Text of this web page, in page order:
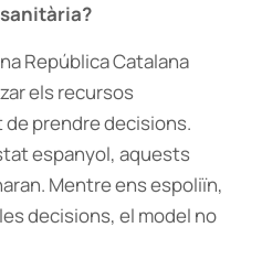
República Catalana
els recursos
prendre decisions.
espanyol, aquests
Mentre ens espoliïn,
decisions, el model no